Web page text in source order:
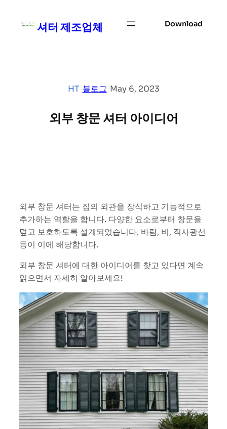
셔터 제조업체 Download
HT 블로그 May 6, 2023
외부 창문 셔터 아이디어
외부 창문 셔터는 집의 외관을 장식하고 기능적으로
추가하는 역할을 합니다. 다양한 요소로부터 창문을
덮고 보호하도록 설계되었습니다. 바람, 비, 직사광선
등이 이에 해당합니다.
외부 창문 셔터에 대한 아이디어를 찾고 있다면 계속
읽으면서 자세히 알아보세요!